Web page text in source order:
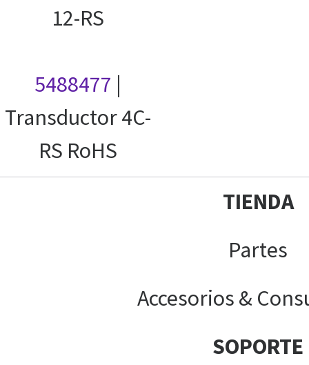
12-RS
5488477 |
Transductor 4C-
RS RoHS
TIENDA
Partes
Accesorios &
SOPORTE